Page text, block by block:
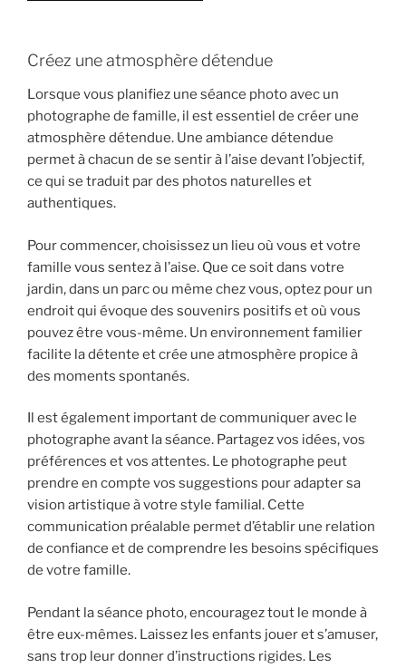
Créez une atmosphère détendue
Lorsque vous planifiez une séance photo avec un
photographe de famille, il est essentiel de créer une
atmosphère détendue. Une ambiance détendue
permet à chacun de se sentir à l’aise devant l’objectif,
ce qui se traduit par des photos naturelles et
authentiques.
Pour commencer, choisissez un lieu où vous et votre
famille vous sentez à l’aise. Que ce soit dans votre
jardin, dans un parc ou même chez vous, optez pour un
endroit qui évoque des souvenirs positifs et où vous
pouvez être vous-même. Un environnement familier
facilite la détente et crée une atmosphère propice à
des moments spontanés.
Il est également important de communiquer avec le
photographe avant la séance. Partagez vos idées, vos
préférences et vos attentes. Le photographe peut
prendre en compte vos suggestions pour adapter sa
vision artistique à votre style familial. Cette
communication préalable permet d’établir une relation
de confiance et de comprendre les besoins spécifiques
de votre famille.
Pendant la séance photo, encouragez tout le monde à
être eux-mêmes. Laissez les enfants jouer et s’amuser,
sans trop leur donner d’instructions rigides. Les